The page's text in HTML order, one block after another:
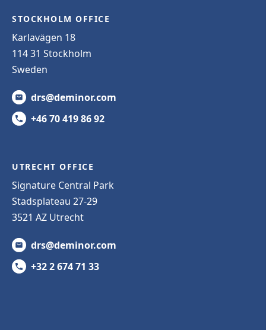
STOCKHOLM OFFICE
Karlavägen 18
114 31 Stockholm
Sweden
drs@deminor.com
+46 70 419 86 92
UTRECHT OFFICE
Signature Central Park
Stadsplateau 27-29
3521 AZ Utrecht
drs@deminor.com
+32 2 674 71 33